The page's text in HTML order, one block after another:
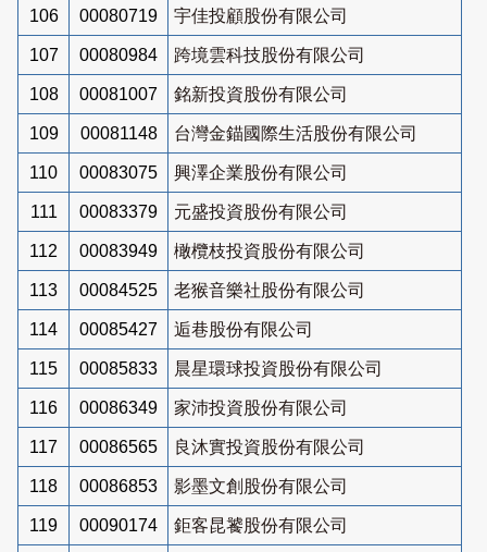
106 00080719 宇佳投顧股份有限公司
107 00080984 跨境雲科技股份有限公司
108 00081007 銘新投資股份有限公司
109 00081148 台灣金錨國際生活股份有限公司
110 00083075 興澤企業股份有限公司
111 00083379 元盛投資股份有限公司
112 00083949 橄欖枝投資股份有限公司
113 00084525 老猴音樂社股份有限公司
114 00085427 逅巷股份有限公司
115 00085833 晨星環球投資股份有限公司
116 00086349 家沛投資股份有限公司
117 00086565 良沐實投資股份有限公司
118 00086853 影墨文創股份有限公司
119 00090174 鉅客昆饕股份有限公司